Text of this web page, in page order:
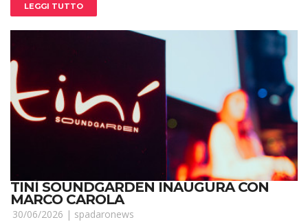
LEGGI TUTTO
TINÌ SOUNDGARDEN INAUGURA CON
MARCO CAROLA
30/06/2026 | spadaronews